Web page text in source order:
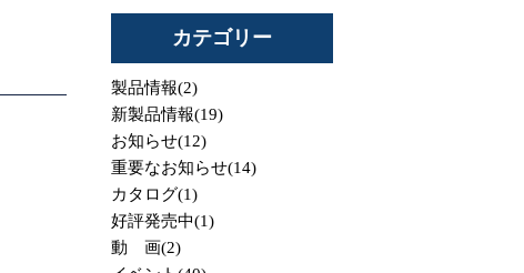
カテゴリー
製品情報(2)
新製品情報(19)
お知らせ(12)
重要なお知らせ(14)
カタログ(1)
好評発売中(1)
動 画(2)